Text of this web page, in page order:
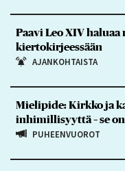
Paavi Leo XIV
kiertokirjeessään
AJANKOHTAISTA
Mielipide: Kirkko ja
inhimillisyyttä – se
PUHEENVUOROT